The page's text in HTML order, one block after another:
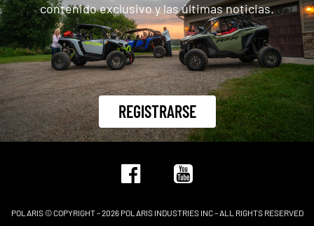
contenido exclusivo y las últimas noticias.
REGISTRARSE
POLARIS © COPYRIGHT – 2026 POLARIS INDUSTRIES INC – ALL RIGHTS RESERVED